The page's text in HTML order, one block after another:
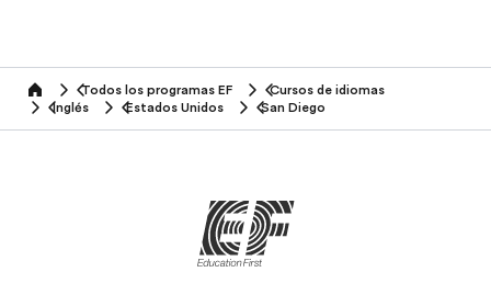
home Todos los programas EF
Cursos de idiomas
Inglés
Estados Unidos San Diego